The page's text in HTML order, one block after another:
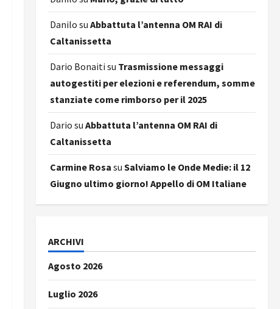
Danilo su Abbattuta l’antenna OM RAI di
Caltanissetta
Dario Bonaiti su Trasmissione messaggi
autogestiti per elezioni e referendum, somme
stanziate come rimborso per il 2025
Dario su Abbattuta l’antenna OM RAI di
Caltanissetta
Carmine Rosa su Salviamo le Onde Medie: il 12
Giugno ultimo giorno! Appello di OM Italiane
ARCHIVI
Agosto 2026
Luglio 2026